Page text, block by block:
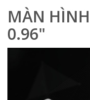
MÀN
0.96"